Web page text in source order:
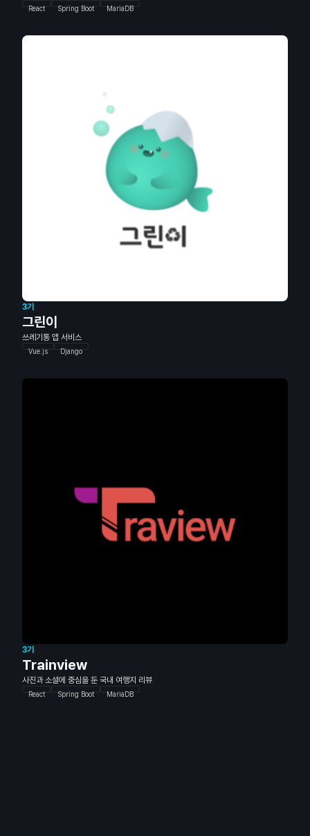
React Spring Boot MariaDB
3기
그린이
쓰레기통 앱 서비스
Vue.js Django
3기
Trainview
사진과 소셜에 중심을 둔 국내 여행지 리뷰
React Spring Boot MariaDB